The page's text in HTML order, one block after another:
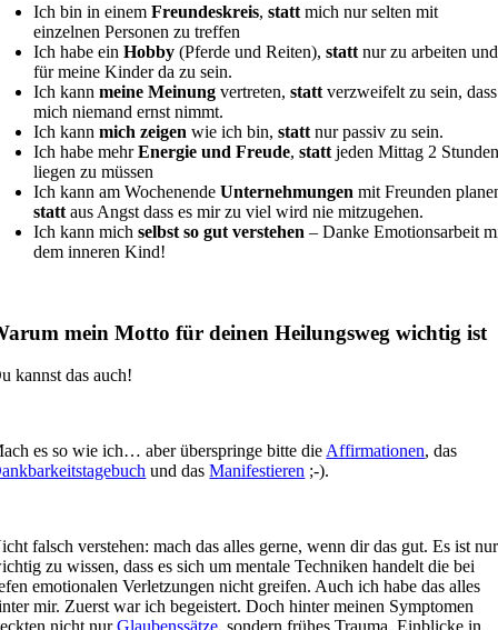
Ich bin in einemFreundeskreis,statt mich nur selten mit
einzelnen Personen zu treffen
Ich habe einHobby (Pferde und Reiten),statt nur zu arbeiten und
für meine Kinder da zu sein.
Ich kannmeine Meinung vertreten,statt verzweifelt zu sein, dass
mich niemand ernst nimmt.
Ich kann mich zeigen wie ich bin,statt nur passiv zu sein.
Ich habe mehrEnergie und Freude,statt jeden Mittag 2
liegen zu müssen
Ich kann am Wochenende Unternehmungen mit Freunden
statt aus Angst dass es mir zu viel wird nie mitzugehen.
Ich kann mich selbst so gut verstehen – Danke Emotionsarbeit
dem inneren Kind!
mein Motto für deinen Heilungsweg wichtig ist
kannst das auch!
es so wie ich… aber überspringe bitte die Affirmationen, das
und dasManifestieren ;-).
falsch verstehen: mach das alles gerne, wenn dir das gut. Es ist nur
zu wissen, dass es sich um mentale Techniken handelt die bei
emotionalen Verletzungen nicht greifen. Auch ich habe das alles
mir. Zuerst war ich begeistert. Doch hinter meinen Symptomen